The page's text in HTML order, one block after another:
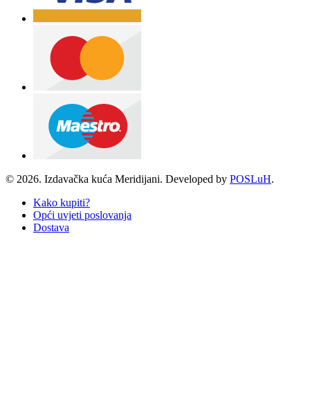
© 2026. Izdavačka kuća Meridijani. Developed by POSLuH.
Kako kupiti?
Opći uvjeti poslovanja
Dostava